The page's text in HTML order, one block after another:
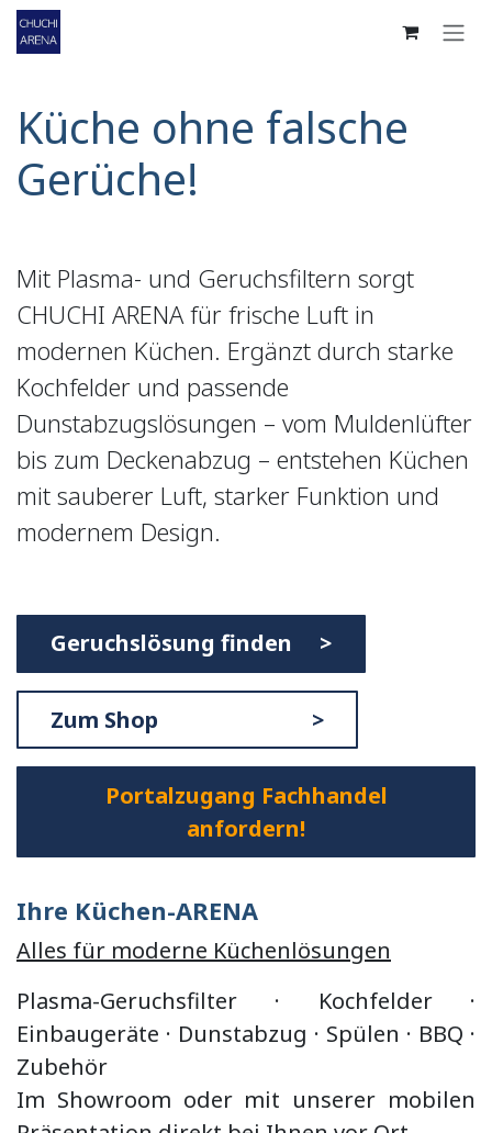
Zum Inhalt springen
Küche ohne falsche
Gerüche!
Mit Plasma- und Geruchsfiltern sorgt
CHUCHI ARENA für frische Luft in
modernen Küchen. Ergänzt durch starke
Kochfelder und passende
Dunstabzugslösungen – vom Muldenlüfter
bis zum Deckenabzug – entstehen Küchen
mit sauberer Luft, starker Funktion und
modernem Design.
Geruchslösung finden >
Zum Shop >
Portalzugang Fachhandel
anfordern!
Ihre Küchen-ARENA
Alles für moderne Küchenlösungen
Plasma-Geruchsfilter · Kochfelder ·
Einbaugeräte · Dunstabzug · Spülen · BBQ ·
Zubehör
Im Showroom oder mit unserer mobilen